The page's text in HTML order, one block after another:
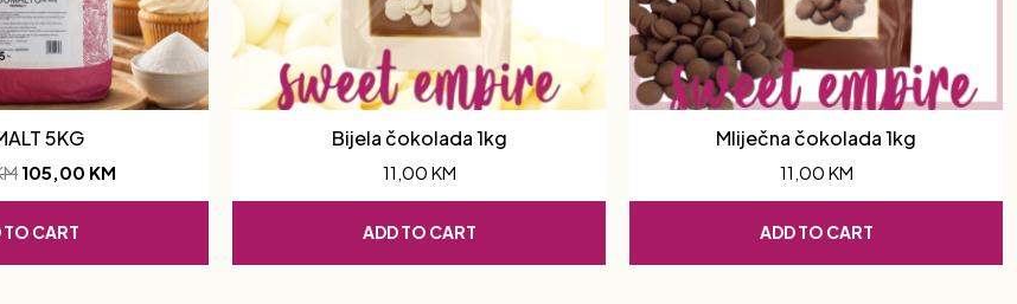
5KG
105,00 KM
TO CART
Bijela čokolada 1kg
11,00 KM
ADD TO CART
Mliječna čokolada 1kg
11,00 KM
ADD TO CART